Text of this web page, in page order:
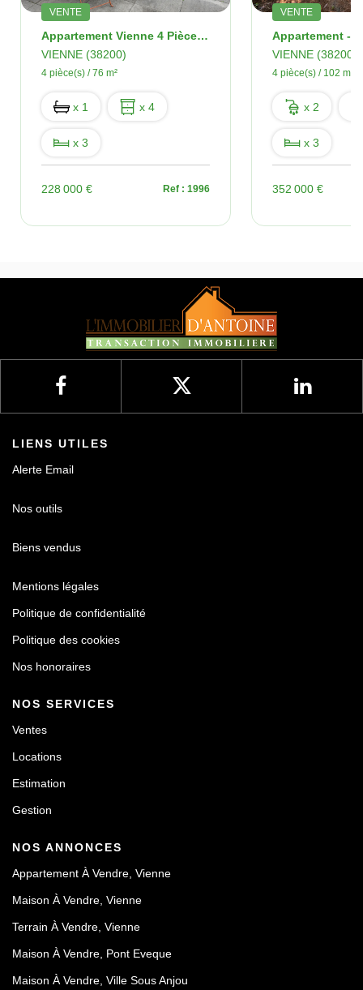
VENTE
Appartement Vienne 4 Pièce(s) 76 M2
VIENNE (38200)
4 pièce(s) / 76 m²
x 1 x 4
x 3
228 000 € Ref : 1996
VENTE
VIENNE (38200)
4 pièce(s) / 102 m²
x 2
x 3
352 000 €
LIENS UTILES
Alerte Email
Nos outils
Biens vendus
Mentions légales
Politique de confidentialité
Politique des cookies
Nos honoraires
NOS SERVICES
Ventes
Locations
Estimation
Gestion
NOS ANNONCES
Appartement À Vendre, Vienne
Maison À Vendre, Vienne
Terrain À Vendre, Vienne
Maison À Vendre, Pont Eveque
Maison À Vendre, Ville Sous Anjou